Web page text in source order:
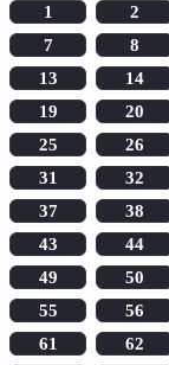
1
2
7
8
13
14
19
20
25
26
31
32
37
38
43
44
49
50
55
56
61
62